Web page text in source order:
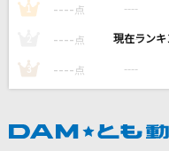
平井堅
玉置成実
クトリー～
1 ---- 点 ----
---- 点 ----
3 ---- 点 ----